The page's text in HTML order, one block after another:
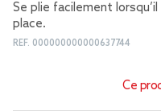
Se plie facilement
place.
REF. 000000000000637744
Ce